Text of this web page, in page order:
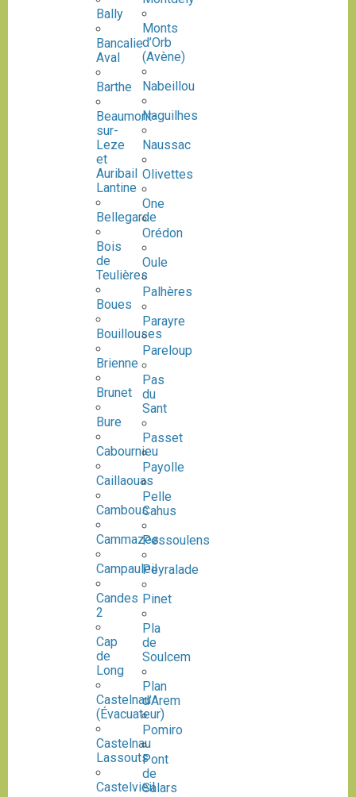
Bally
Bancalie
Aval
Barthe
Beaumont-
sur-
Leze
et
Auribail
Lantine
Bellegarde
Bois
de
Teulières
Boues
Bouillouses
Brienne
Brunet
Bure
Cabournieu
Caillaouas
Cambous
Cammazes
Campauleil
Candes
2
Cap
de
Long
Castelnau
(Évacuateur)
Castelnau
Lassouts
Castelvieil
Monts
d’Orb
(Avène)
Nabeillou
Naguilhes
Naussac
Olivettes
One
Orédon
Oule
Palhères
Parayre
Pareloup
Pas
du
Sant
Passet
Payolle
Pelle
Cahus
Pessoulens
Peyralade
Pinet
Pla
de
Soulcem
Plan
d’Arem
Pomiro
Pont
de
Salars